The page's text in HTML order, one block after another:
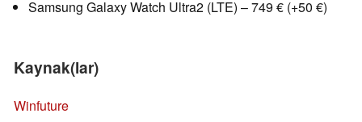
Samsung Galaxy Watch Ultra2 (LTE) – 749 € (+50 €)
Kaynak(lar)
Winfuture